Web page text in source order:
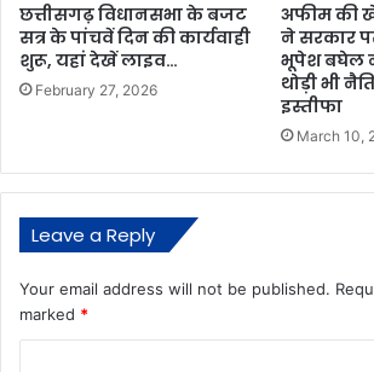
छत्तीसगढ़ विधानसभा के बजट
सत्र के पांचवें दिन की कार्यवाही
शुरू, यहां देखें लाइव…
February 27, 2026
अफीम की
ने सरकार
भूपेश बघेल
थोड़ी भी
इस्तीफा
March 10,
Leave a Reply
Your email address will not be published.
marked *